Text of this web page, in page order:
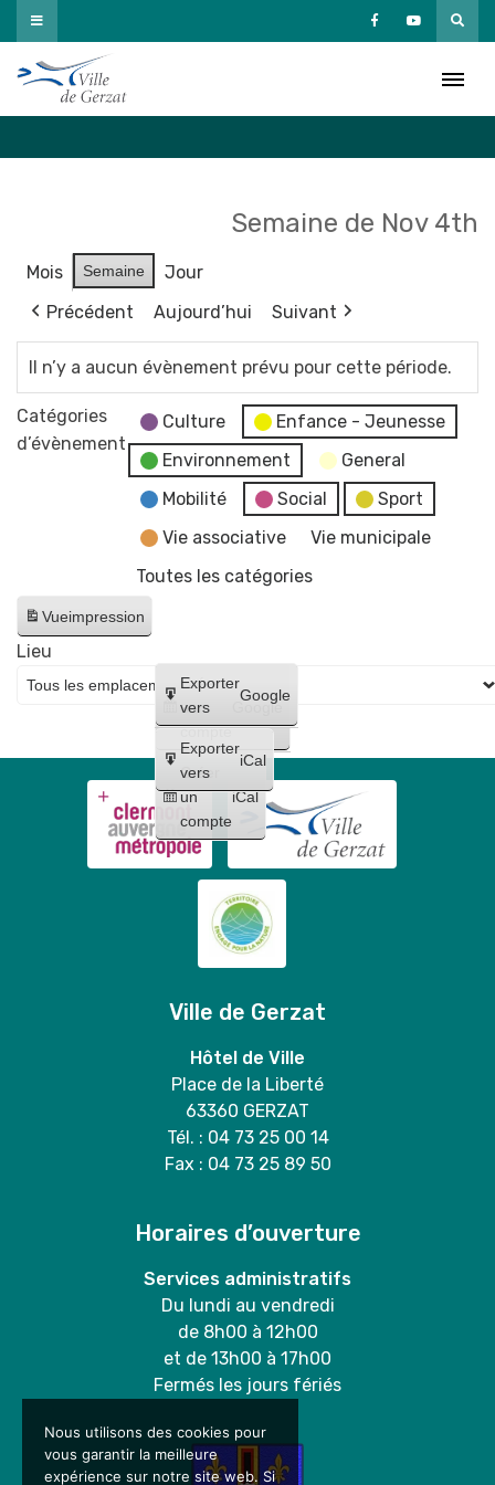
Passer
au
contenu
Semaine de Nov 4th
Mois Semaine
Jour
Précédent
Aujourd’hui Suivant
Il n’y a aucun évènement prévu pour cette période.
Catégories
d’évènement
Culture
Enfance - Jeunesse
Environnement
General
Mobilité
Social
Sport
Vie associative
Vie municipale
Toutes les catégories
Vueimpression
Créer
un
compte
Google
Créer
un
compte
iCal
Exporter
vers
Google
Exporter
vers
iCal
Lieu
Ville de Gerzat
Hôtel de Ville
Place de la Liberté
63360 GERZAT
Tél. : 04 73 25 00 14
Fax : 04 73 25 89 50
Horaires d’ouverture
Services administratifs
Du lundi au vendredi
de 8h00 à 12h00
et de 13h00 à 17h00
Fermés les jours fériés
Nous utilisons des cookies pour
vous garantir la meilleure
expérience sur notre site web. Si